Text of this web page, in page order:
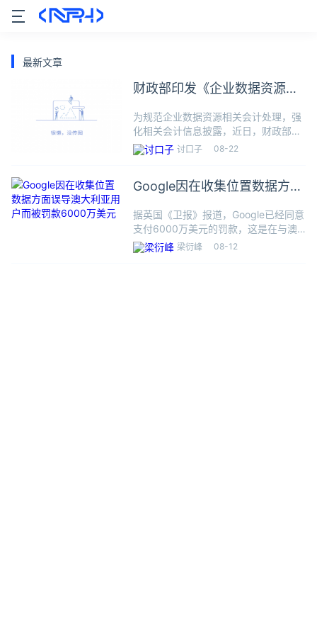
最新文章
财政部印发《企业数据资源相
为规范企业数据资源相关会计处理，强
化相关会计信息披露，近日，财政部制
定印发了《企业数据资源相关会计处理
暂行规定》(以下简称《暂行规定》)，
责人指出，目前，有关各
讨口子 08-22
Google因在收集位置数据方面
6000万美元
据英国《卫报》报道，Google已经同意
支付6000万美元的罚款，这是在与澳
大利亚竞争监督机构就收集个人位置数
据误导用户的长期法庭斗争中产生的。
梁衍峰 08-12